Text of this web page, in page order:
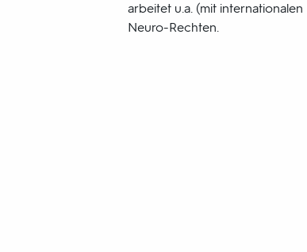
arbeitet u.a. (mit
Neuro-Rechten.